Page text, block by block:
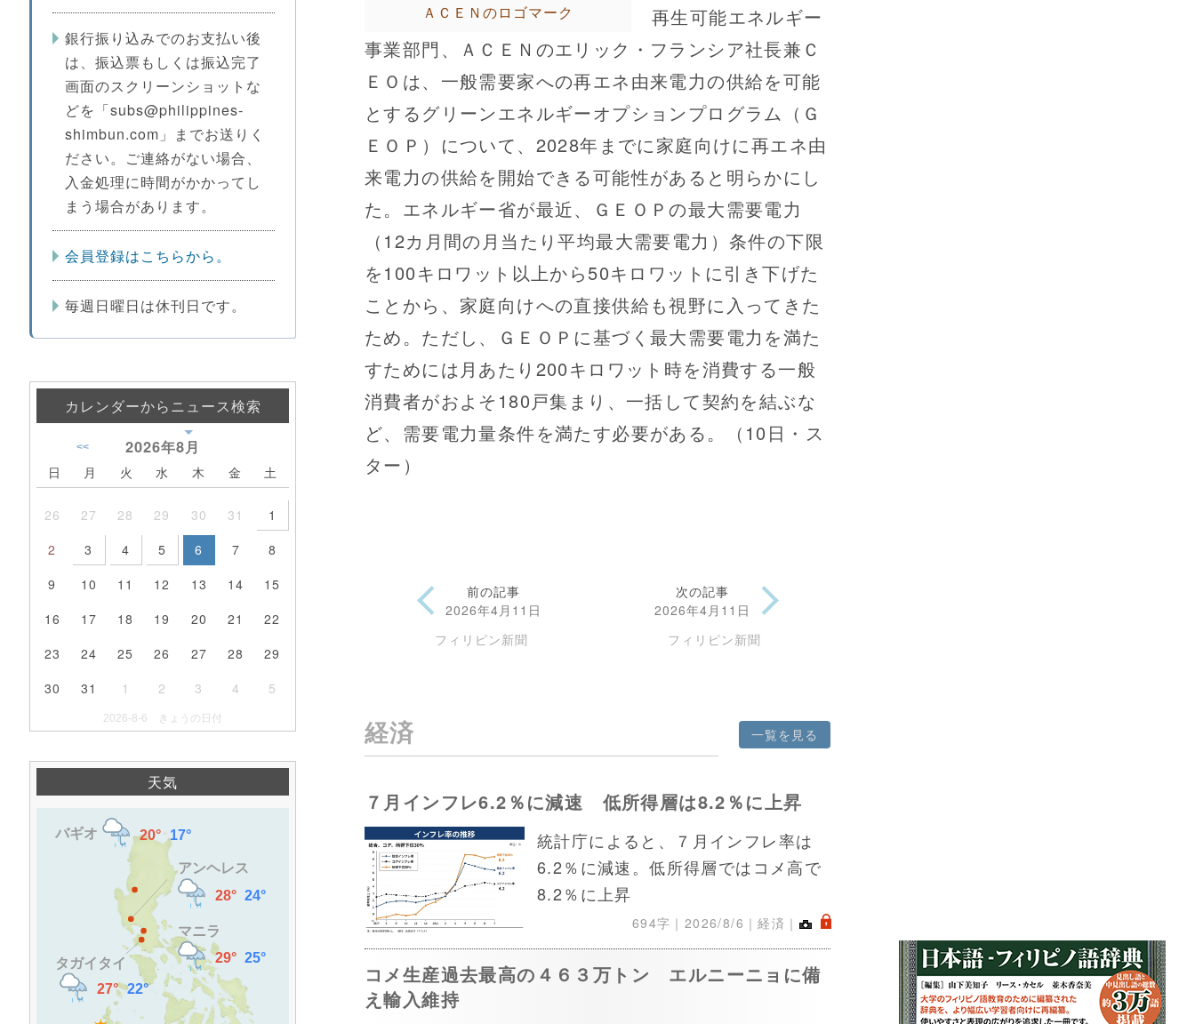
銀行振り込みでのお支払い後
は、振込票もしくは振込完了
画面のスクリーンショットな
どを「subs@philippines-
shimbun.com」までお送りく
ださい。ご連絡がない場合、
入金処理に時間がかかってし
まう場合があります。
会員登録はこちらから。
毎週日曜日は休刊日です。
カレンダーからニュース検索
2026年8月
<<
日 月 火 水 木 金 土
26 27 28 29 30 31
1
2
3 4 5 6 7
8
9
10 11 12 13 14
15
16
17 18 19 20 21
22
23
24 25 26 27 28
29
30
31 1 2 3 4 5
2026-8-6 きょうの日付
天気
ＡＣＥＮのロゴマーク
再生可能エネルギー
事業部門、ＡＣＥＮのエリック・フランシア社長兼Ｃ
ＥＯは、一般需要家への再エネ由来電力の供給を可能
とするグリーンエネルギーオプションプログラム（Ｇ
ＥＯＰ）について、2028年までに家庭向けに再エネ由
来電力の供給を開始できる可能性があると明らかにし
た。エネルギー省が最近、ＧＥＯＰの最大需要電力
（12カ月間の月当たり平均最大需要電力）条件の下限
を100キロワット以上から50キロワットに引き下げた
ことから、家庭向けへの直接供給も視野に入ってきた
ため。ただし、ＧＥＯＰに基づく最大需要電力を満た
すためには月あたり200キロワット時を消費する一般
消費者がおよそ180戸集まり、一括して契約を結ぶな
ど、需要電力量条件を満たす必要がある。（10日・ス
ター）
前の記事
2026年4月11日
フィリピン新聞
次の記事
2026年4月11日
フィリピン新聞
経済 一覧を見る
７月インフレ6.2％に減速 低所得層は8.2％に上昇
統計庁によると、７月インフレ率は
6.2％に減速。低所得層ではコメ高で
8.2％に上昇
694字｜ 2026/8/6 ｜経済｜ .
コメ生産過去最高の４６３万トン エルニーニョに備
え輸入維持